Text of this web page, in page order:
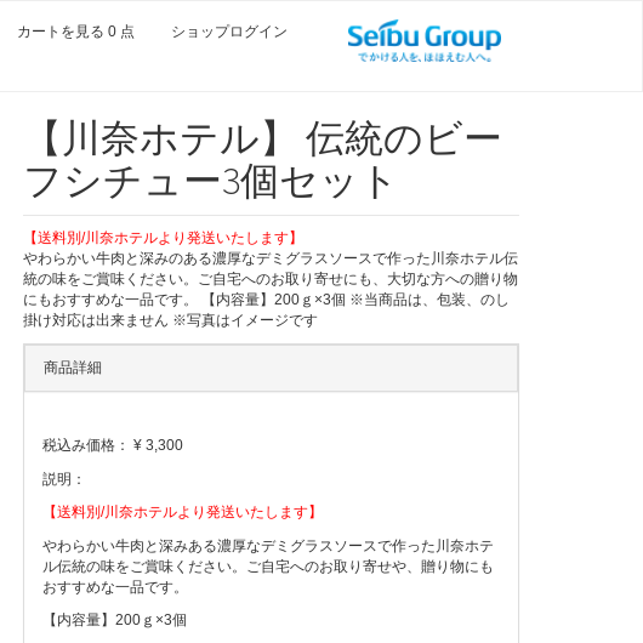
カートを見る 0 点 ショップログイン
【川奈ホテル】 伝統のビー
フシチュー3個セット
【送料別/川奈ホテルより発送いたします】
やわらかい牛肉と深みのある濃厚なデミグラスソースで作った川奈ホテル伝
統の味をご賞味ください。ご自宅へのお取り寄せにも、大切な方への贈り物
にもおすすめな一品です。 【内容量】200ｇ×3個 ※当商品は、包装、のし
掛け対応は出来ません ※写真はイメージです
商品詳細
税込み価格： ¥ 3,300
説明：
【送料別/川奈ホテルより発送いたします】
やわらかい牛肉と深みある濃厚なデミグラスソースで作った川奈ホテ
ル伝統の味をご賞味ください。ご自宅へのお取り寄せや、贈り物にも
おすすめな一品です。
【内容量】200ｇ×3個